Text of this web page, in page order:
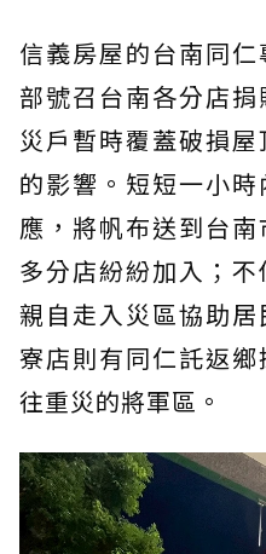
信義房屋的台南同
部號召台南各分店
災戶暫時覆蓋破損
的影響。短短一小
應，將帆布送到台
多分店紛紛加入；
親自走入災區協助
寮店則有同仁託返
往重災的將軍區。